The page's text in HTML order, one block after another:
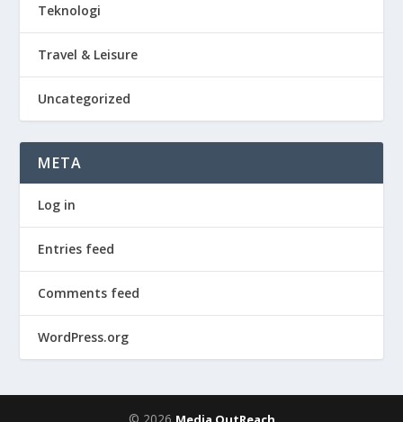
Teknologi
Travel & Leisure
Uncategorized
META
Log in
Entries feed
Comments feed
WordPress.org
© 2026